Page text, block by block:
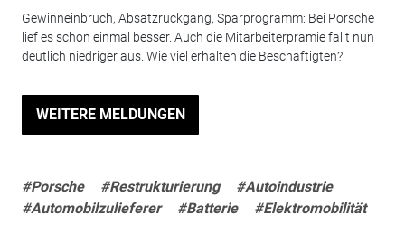
Gewinneinbruch, Absatzrückgang, Sparprogramm: Bei Porsche
lief es schon einmal besser. Auch die Mitarbeiterprämie fällt nun
deutlich niedriger aus. Wie viel erhalten die Beschäftigten?
WEITERE MELDUNGEN
#Porsche #Restrukturierung
#Autoindustrie
#Automobilzulieferer
#Batterie #Elektromobilität